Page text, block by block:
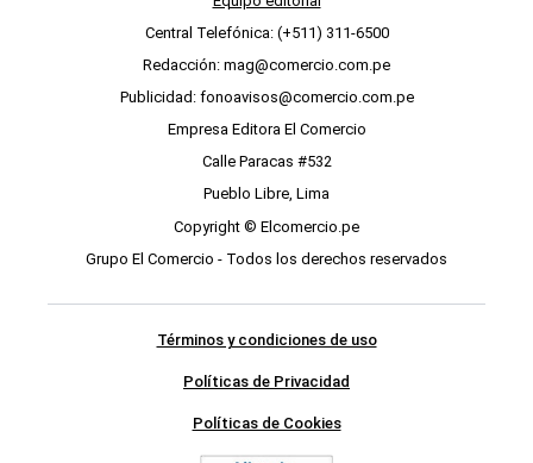
Central Telefónica: (+511) 311-6500
Redacción: mag@comercio.com.pe
Publicidad: fonoavisos@comercio.com.pe
Empresa Editora El Comercio
Calle Paracas #532
Pueblo Libre, Lima
Copyright © Elcomercio.pe
Grupo El Comercio - Todos los derechos reservados
Términos y condiciones de uso
Políticas de Privacidad
Políticas de Cookies